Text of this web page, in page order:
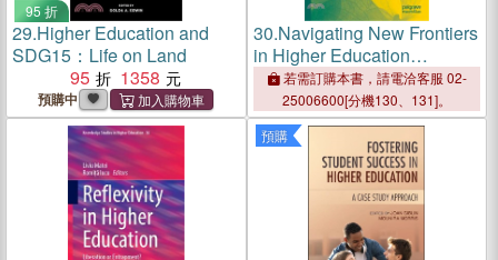
95 折
29.Higher Education and
SDG15：Life on Land
95
1358
預購中
30.Navigating New Frontiers
in Higher Education
Sustainability Practices
若需訂購本書，請電洽客服 02-
25006600[分機130、131]。
預購